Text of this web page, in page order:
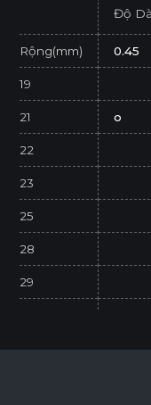
Độ
Rộng(mm) 0.45
19
21 o
22
23
25
28
29
44